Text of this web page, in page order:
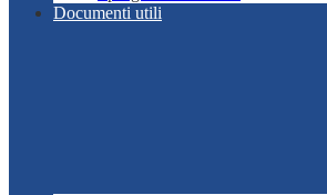
Documenti utili